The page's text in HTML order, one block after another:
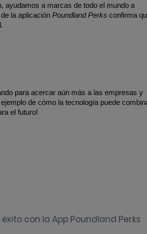
ayudamos a marcas de todo el mundo a
la aplicación Poundland Perks confirma
para acercar aún más a las empresas y
de cómo la tecnología puede
el futuro!
con la App Poundland Perks